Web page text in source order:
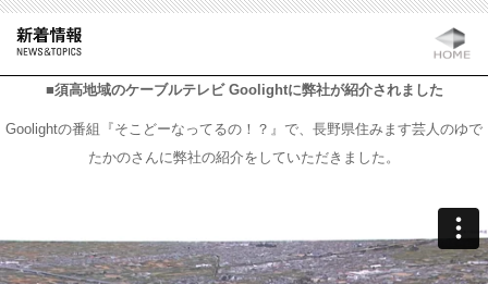
■須高地域のケーブルテレビ Goolightに弊社が紹介されました
Goolightの番組『そこどーなってるの！？』で、長野県住みます芸人のゆで
たかのさんに弊社の紹介をしていただきました。